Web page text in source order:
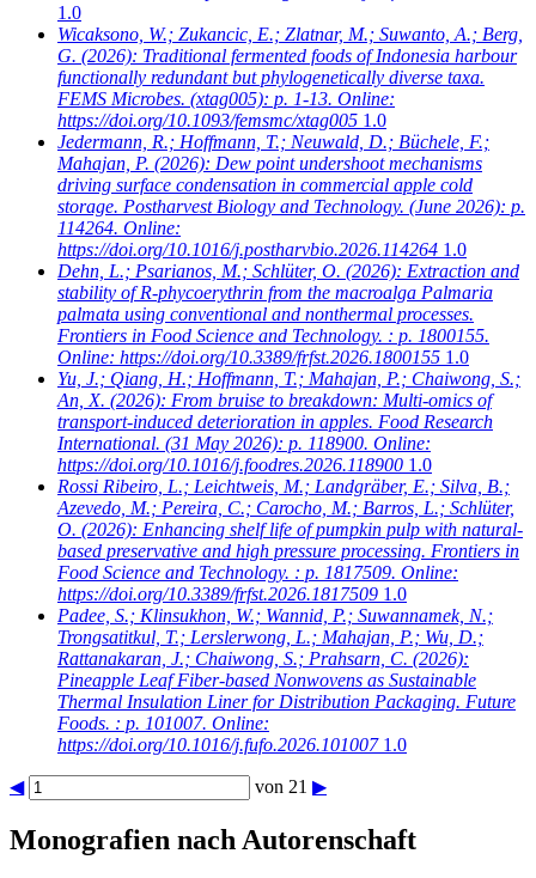
1.0
Wicaksono, W.; Zukancic, E.; Zlatnar, M.; Suwanto, A.; Berg,
G. (2026): Traditional fermented foods of Indonesia harbour
functionally redundant but phylogenetically diverse taxa.
FEMS Microbes. (xtag005): p. 1-13. Online:
https://doi.org/10.1093/femsmc/xtag005 1.0
Jedermann, R.; Hoffmann, T.; Neuwald, D.; Büchele, F.;
Mahajan, P. (2026): Dew point undershoot mechanisms
driving surface condensation in commercial apple cold
storage. Postharvest Biology and Technology. (June 2026): p.
114264. Online:
https://doi.org/10.1016/j.postharvbio.2026.114264 1.0
Dehn, L.; Psarianos, M.; Schlüter, O. (2026): Extraction and
stability of R-phycoerythrin from the macroalga Palmaria
palmata using conventional and nonthermal processes.
Frontiers in Food Science and Technology. : p. 1800155.
Online: https://doi.org/10.3389/frfst.2026.1800155 1.0
Yu, J.; Qiang, H.; Hoffmann, T.; Mahajan, P.; Chaiwong, S.;
An, X. (2026): From bruise to breakdown: Multi-omics of
transport-induced deterioration in apples. Food Research
International. (31 May 2026): p. 118900. Online:
https://doi.org/10.1016/j.foodres.2026.118900 1.0
Rossi Ribeiro, L.; Leichtweis, M.; Landgräber, E.; Silva, B.;
Azevedo, M.; Pereira, C.; Carocho, M.; Barros, L.; Schlüter,
O. (2026): Enhancing shelf life of pumpkin pulp with natural-
based preservative and high pressure processing. Frontiers in
Food Science and Technology. : p. 1817509. Online:
https://doi.org/10.3389/frfst.2026.1817509 1.0
Padee, S.; Klinsukhon, W.; Wannid, P.; Suwannamek, N.;
Trongsatitkul, T.; Lerslerwong, L.; Mahajan, P.; Wu, D.;
Rattanakaran, J.; Chaiwong, S.; Prahsarn, C. (2026):
Pineapple Leaf Fiber-based Nonwovens as Sustainable
Thermal Insulation Liner for Distribution Packaging. Future
Foods. : p. 101007. Online:
https://doi.org/10.1016/j.fufo.2026.101007 1.0
◀ von 21 ▶
Monografien nach Autorenschaft